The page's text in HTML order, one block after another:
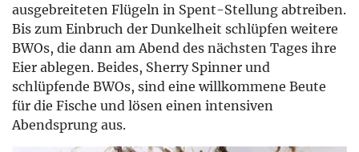
ausgebreiteten Flügeln in Spent-Stellung abtreiben.
Bis zum Einbruch der Dunkelheit schlüpfen weitere
BWOs, die dann am Abend des nächsten Tages ihre
Eier ablegen. Beides, Sherry Spinner und
schlüpfende BWOs, sind eine willkommene Beute
für die Fische und lösen einen intensiven
Abendsprung aus.